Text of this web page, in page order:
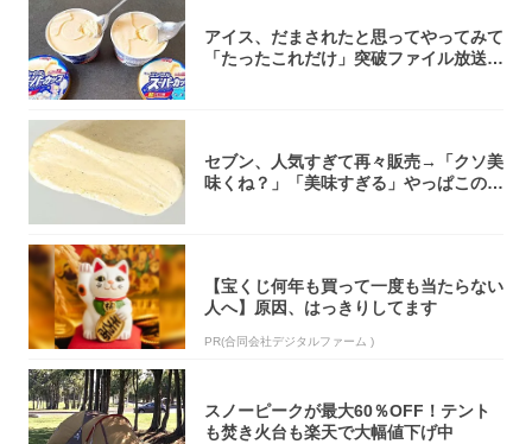
アイス、だまされたと思ってやってみて
「たったこれだけ」突破ファイル放送で
セブン、人気すぎて再々販売→「クソ美
味くね？」「美味すぎる」やっぱこのク
【宝くじ何年も買って一度も当たらない
人へ】原因、はっきりしてます
PR(合同会社デジタルファーム )
スノーピークが最大60％OFF！テント
も焚き火台も楽天で大幅値下げ中